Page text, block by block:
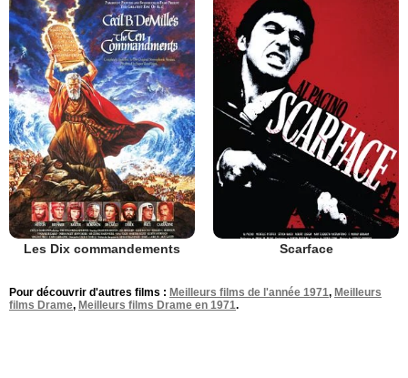
Les Dix commandements Scarface
Pour découvrir d'autres films : Meilleurs films de l'année 1971, Meilleurs
films Drame, Meilleurs films Drame en 1971.